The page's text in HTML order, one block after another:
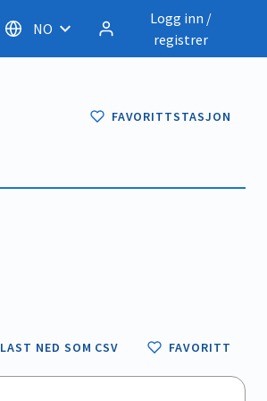
NO
Logg inn /
registrer
FAVORITTSTASJON
LAST NED SOM CSV FAVORITT